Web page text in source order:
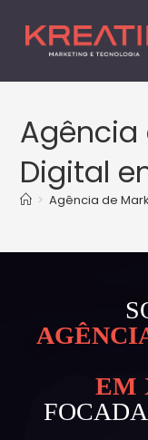
Agência
Digital
> Agência de
EM